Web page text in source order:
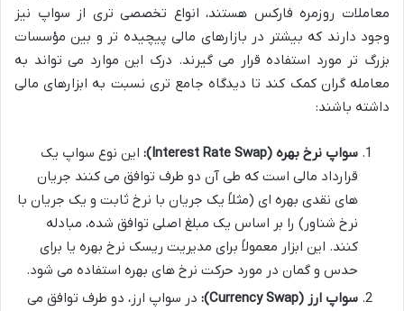
معاملات روزمره فارکس هستند، انواع تخصصی تری از سواپ نیز
وجود دارند که بیشتر در بازارهای مالی پیچیده تر و بین مؤسسات
بزرگ تر مورد استفاده قرار می گیرند. درک این موارد می تواند به
معامله گران کمک کند تا دیدگاه جامع تری نسبت به ابزارهای مالی
داشته باشند:
سواپ نرخ بهره (Interest Rate Swap):
این نوع سواپ یک
قرارداد مالی است که طی آن دو طرف توافق می کنند جریان
های نقدی بهره ای (مثلاً یک جریان با نرخ ثابت و یک جریان با
نرخ شناور) را بر اساس یک مبلغ اصلی توافق شده، مبادله
کنند. این ابزار معمولاً برای مدیریت ریسک نرخ بهره یا برای
حدس و گمان در مورد حرکت نرخ های بهره استفاده می شود.
سواپ ارز (Currency Swap):
در سواپ ارز، دو طرف توافق می